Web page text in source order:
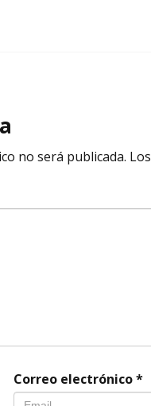
no será publicada.
Correo electrónico*